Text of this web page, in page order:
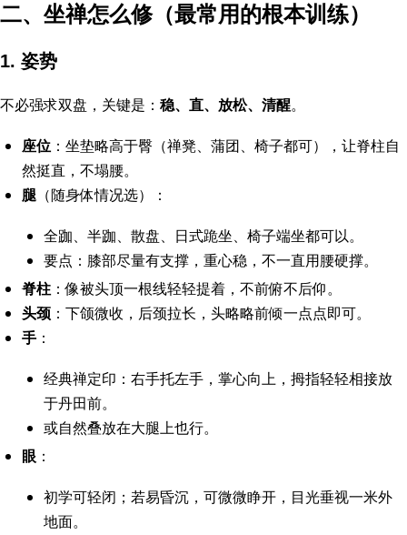
二、坐禅怎么修（最常用的根本训练）
1. 姿势
不必强求双盘，关键是： 稳、直、放松、清醒。
座位 ：坐垫略高于臀（禅凳、蒲团、椅子都可），让脊柱自
然挺直，不塌腰。
腿 （随身体情况选）：
全跏、半跏、散盘、日式跪坐、椅子端坐都可以。
要点：膝部尽量有支撑，重心稳，不一直用腰硬撑。
脊柱 ：像被头顶一根线轻轻提着，不前俯不后仰。
头颈 ：下颌微收，后颈拉长，头略略前倾一点点即可。
手 ：
经典禅定印：右手托左手，掌心向上，拇指轻轻相接放
于丹田前。
或自然叠放在大腿上也行。
眼 ：
初学可轻闭；若易昏沉，可微微睁开，目光垂视一米外
地面。